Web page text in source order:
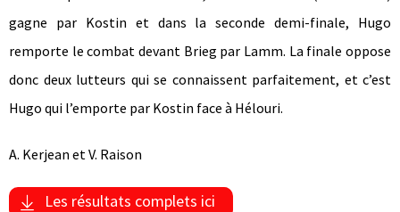
gagne par Kostin et dans la seconde demi-finale, Hugo
remporte le combat devant Brieg par Lamm. La finale oppose
donc deux lutteurs qui se connaissent parfaitement, et c’est
Hugo qui l’emporte par Kostin face à Hélouri.
A. Kerjean et V. Raison
Les résultats complets ici